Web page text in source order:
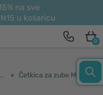
na sve
u košaricu
0
Oralna higijena i njega zubi Četkica za zube MEDIUM, 1680 vlakana - žuta